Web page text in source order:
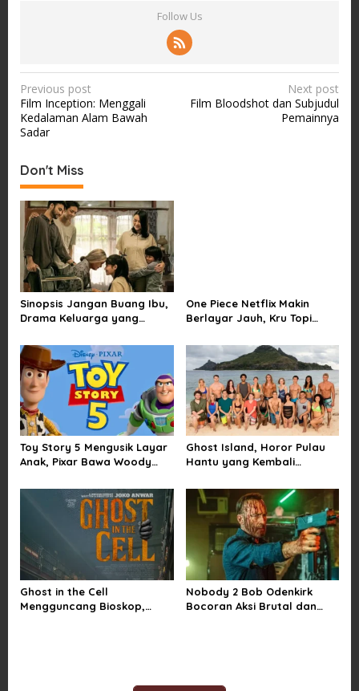
Follow Us
P
o
s
n
a
v
i
g
a
t
o
n
Previous post
Film Inception: Menggali
Kedalaman Alam Bawah
Sadar
Next post
Film Bloodshot dan Subjudul
Pemainnya
Don't Miss
Sinopsis Jangan Buang Ibu,
Drama Keluarga yang
Sayang dan Bakti kepada
Orang Tua
One Piece Netflix Makin
Berlayar Jauh, Kru Topi
Toy Story 5 Mengusik Layar
Anak, Pixar Bawa Woody
Ghost Island, Horor Pulau
Hantu yang Kembali
Ghost in the Cell
Mengguncang Bioskop,
Nobody 2 Bob Odenkirk
Bocoran Aksi Brutal dan